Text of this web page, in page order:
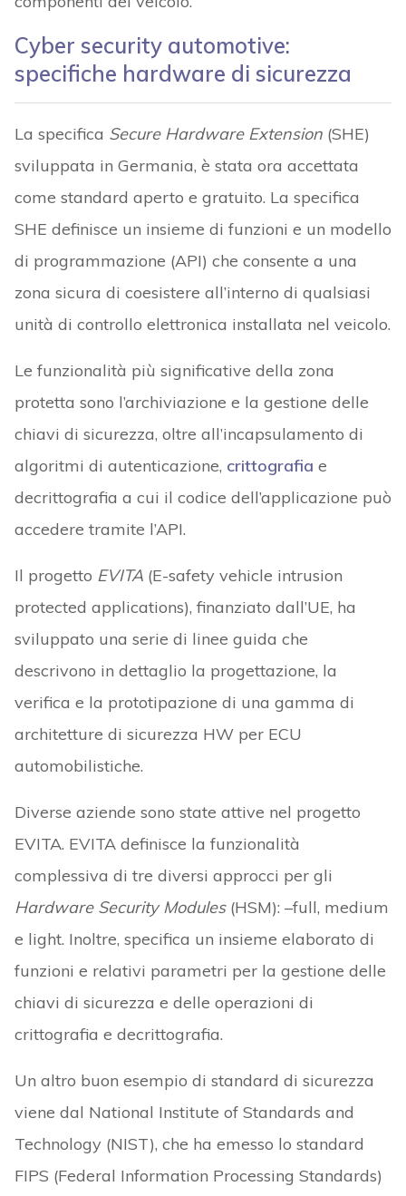
Cyber security automotive:
specifiche hardware di sicurezza
La specifica Secure Hardware Extension(SHE)
sviluppata in Germania, è stata ora accettata
come standard aperto e gratuito. La specifica
SHE definisce un insieme di funzioni e un modello
di programmazione (API) che consente a una
zona sicura di coesistere all’interno di qualsiasi
unità di controllo elettronica installata nel veicolo.
Le funzionalità più significative della zona
protetta sono l’archiviazione e la gestione delle
chiavi di sicurezza, oltre all’incapsulamento di
algoritmi di autenticazione, crittografia e
decrittografia a cui il codice dell’applicazione può
accedere tramite l’API.
Il progetto EVITA(E-safety vehicle intrusion
protected applications), finanziato dall’UE, ha
sviluppato una serie di linee guida che
descrivono in dettaglio la progettazione, la
verifica e la prototipazione di una gamma di
architetture di sicurezza HW per ECU
automobilistiche.
Diverse aziende sono state attive nel progetto
EVITA. EVITA definisce la funzionalità
complessiva di tre diversi approcci per gli
Hardware Security Modules(HSM): –full, medium
e light. Inoltre, specifica un insieme elaborato di
funzioni e relativi parametri per la gestione delle
chiavi di sicurezza e delle operazioni di
crittografia e decrittografia.
Un altro buon esempio di standard di sicurezza
viene dal National Institute of Standards and
Technology (NIST), che ha emesso lo standard
FIPS (Federal Information Processing Standards)